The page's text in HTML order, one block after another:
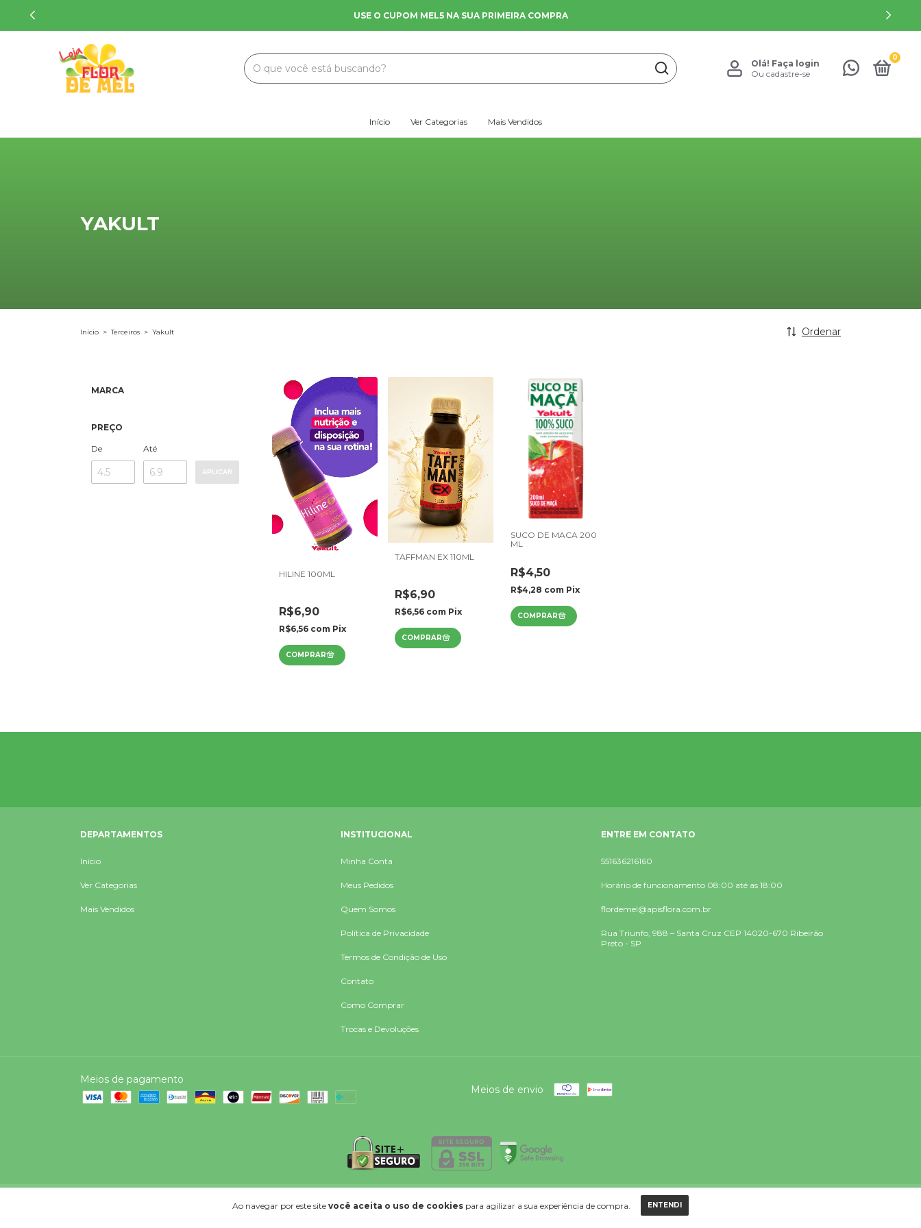
USE O CUPOM MEL5 NA SUA PRIMEIRA COMPRA
Olá! Faça login
Ou cadastre-se
0
Início Ver Categorias Mais Vendidos
Ao navegar por este site você aceita o uso de cookies para agilizar a sua experiência de compra. ENTENDI
YAKULT
Início > Terceiros > Yakult Ordenar
MARCA
PREÇO
De Até
APLICAR
HILINE 100ML
R$6,90
R$6,56 com Pix
TAFFMAN EX 110ML
R$6,90
R$6,56 com Pix
SUCO DE MACA 200
ML
R$4,50
R$4,28 com Pix
DEPARTAMENTOS
Início
Ver Categorias
Mais Vendidos
INSTITUCIONAL
Minha Conta
Meus Pedidos
Quem Somos
Política de Privacidade
Termos de Condição de Uso
Contato
Como Comprar
Trocas e Devoluções
ENTRE EM CONTATO
551636216160
Horário de funcionamento 08:00 até as 18:00
flordemel@apisflora.com.br
Rua Triunfo, 988 – Santa Cruz CEP 14020-670 Ribeirão
Preto - SP
Meios de pagamento
Meios de envio